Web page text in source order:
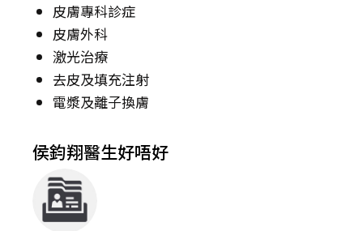
皮膚專科診症
皮膚外科
激光治療
去皮及填充注射
電漿及離子換膚
侯鈞翔醫生好唔好